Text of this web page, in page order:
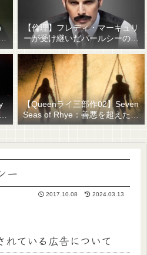
【倫理】フレディ・マーキュリ
ーが受け継いだパールシーの精
神遺産
【Queenライ三部作02】Seven
Seas of Rhye：善悪を超えたも
のを善悪で裁くということ
ー
2017.10.08 2024.03.13
れている広告について